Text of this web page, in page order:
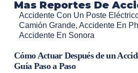
Mas Reportes De
Accidente Con Un Poste
Camión Grande, Accidente En
Accidente En Sonora
Cómo Actuar Después de un
Guía Paso a Paso